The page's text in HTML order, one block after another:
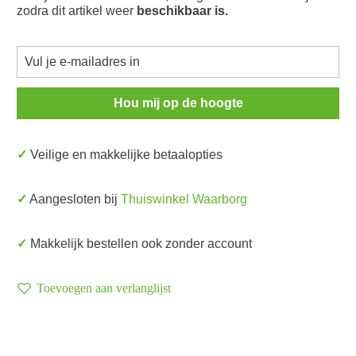
zodra dit artikel weer beschikbaar is.
Hou mij op de hoogte
✓ Veilige en makkelijke betaalopties
✓ Aangesloten bij Thuiswinkel Waarborg
✓ Makkelijk bestellen ook zonder account
Toevoegen aan verlanglijst